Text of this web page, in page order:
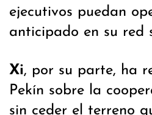
ejecutivos puedan
anticipado en su red
Xi, por su parte, ha
Pekín sobre la
sin ceder el terreno